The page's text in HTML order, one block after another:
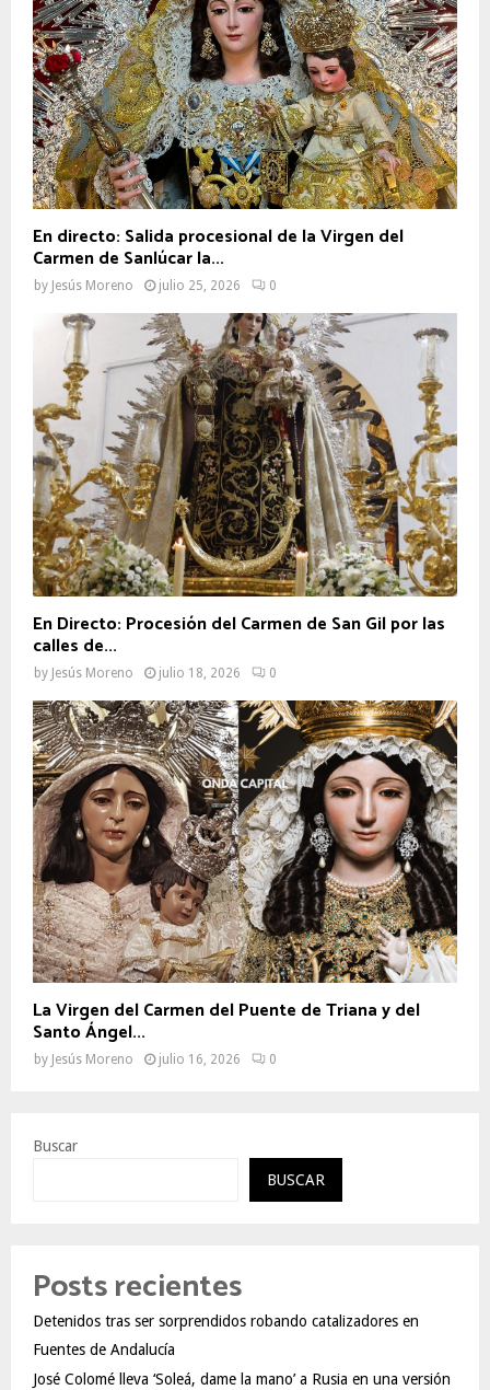
En directo: Salida procesional de la Virgen del
Carmen de Sanlúcar la...
by Jesús Moreno julio 25, 2026 0
En Directo: Procesión del Carmen de San Gil por las
calles de...
by Jesús Moreno julio 18, 2026 0
La Virgen del Carmen del Puente de Triana y del
Santo Ángel...
by Jesús Moreno julio 16, 2026 0
Buscar
BUSCAR
Posts recientes
Detenidos tras ser sorprendidos robando catalizadores en
Fuentes de Andalucía
José Colomé lleva ‘Soleá, dame la mano’ a Rusia en una versión